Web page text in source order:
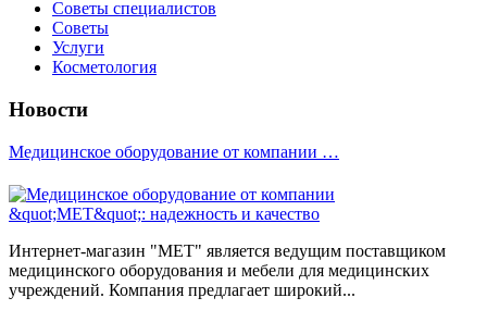
Советы специалистов
Советы
Услуги
Косметология
Новости
Медицинское оборудование от компании …
Интернет-магазин "МЕТ" является ведущим поставщиком
медицинского оборудования и мебели для медицинских
учреждений. Компания предлагает широкий...